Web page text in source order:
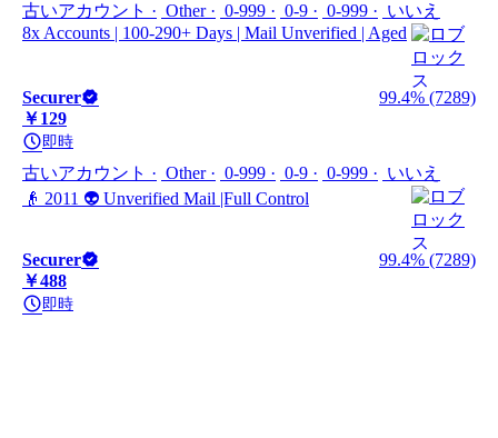
古いアカウント Other 0-999 0-9 0-999
いいえ
8x Accounts | 100-290+ Days | Mail Unverified | Aged
Securer
99.4% (7289)
￥129
即時
古いアカウント Other 0-999 0-9 0-999
いいえ
👴 2011 👽 Unverified Mail |Full Control
Securer
99.4% (7289)
￥488
即時